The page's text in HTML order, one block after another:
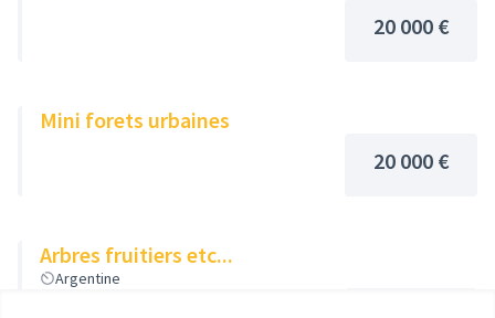
20 000 €
Mini forets urbaines
20 000 €
Arbres fruitiers etc...
Argentine